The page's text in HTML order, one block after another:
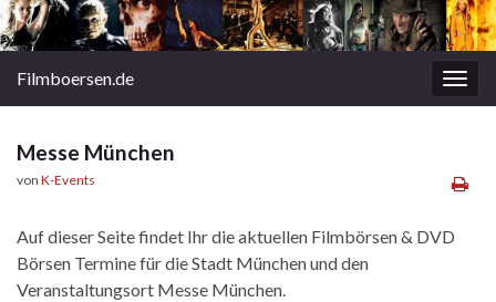
Filmboersen.de
Messe München
von K-Events
Auf dieser Seite findet Ihr die aktuellen Filmbörsen & DVD
Börsen Termine für die Stadt München und den
Veranstaltungsort Messe München.